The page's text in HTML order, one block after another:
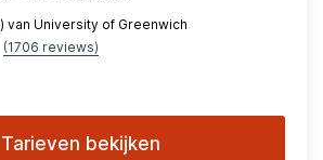
van University of Greenwich
(1706 reviews)
Tarieven bekijken